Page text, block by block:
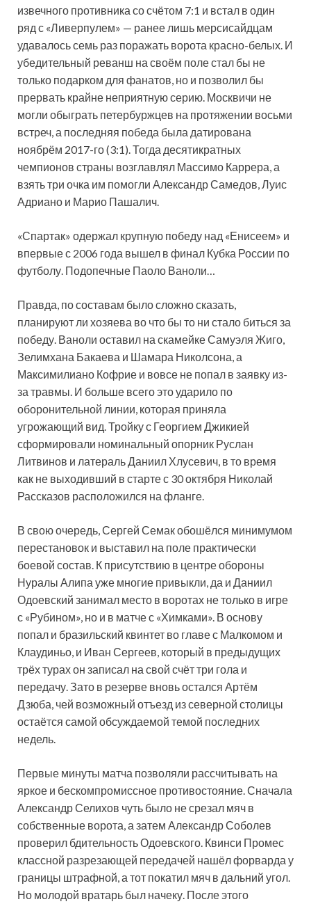
извечного противника со счётом 7:1 и встал в один
ряд с «Ливерпулем» — ранее лишь мерсисайдцам
удавалось семь раз поражать ворота красно-белых. И
убедительный реванш на своём поле стал бы не
только подарком для фанатов, но и позволил бы
прервать крайне неприятную серию. Москвичи не
могли обыграть петербуржцев на протяжении восьми
встреч, а последняя победа была датирована
ноябрём 2017-го (3:1). Тогда десятикратных
чемпионов страны возглавлял Массимо Каррера, а
взять три очка им помогли Александр Самедов, Луис
Адриано и Марио Пашалич.
«Спартак» одержал крупную победу над «Енисеем» и
впервые с 2006 года вышел в финал Кубка России по
футболу. Подопечные Паоло Ваноли…
Правда, по составам было сложно сказать,
планируют ли хозяева во что бы то ни стало биться за
победу. Ваноли оставил на скамейке Самуэля Жиго,
Зелимхана Бакаева и Шамара Николсона, а
Максимилиано Кофрие и вовсе не попал в заявку из-
за травмы. И больше всего это ударило по
оборонительной линии, которая приняла
угрожающий вид. Тройку с Георгием Джикией
сформировали номинальный опорник Руслан
Литвинов и латераль Даниил Хлусевич, в то время
как не выходивший в старте с 30 октября Николай
Рассказов расположился на фланге.
В свою очередь, Сергей Семак обошёлся минимумом
перестановок и выставил на поле практически
боевой состав. К присутствию в центре обороны
Нуралы Алипа уже многие привыкли, да и Даниил
Одоевский занимал место в воротах не только в игре
с «Рубином», но и в матче с «Химками». В основу
попал и бразильский квинтет во главе с Малкомом и
Клаудиньо, и Иван Сергеев, который в предыдущих
трёх турах он записал на свой счёт три гола и
передачу. Зато в резерве вновь остался Артём
Дзюба, чей возможный отъезд из северной столицы
остаётся самой обсуждаемой темой последних
недель.
Первые минуты матча позволяли рассчитывать на
яркое и бескомпромиссное противостояние. Сначала
Александр Селихов чуть было не срезал мяч в
собственные ворота, а затем Александр Соболев
проверил бдительность Одоевского. Квинси Промес
классной разрезающей передачей нашёл форварда у
границы штрафной, а тот покатил мяч в дальний угол.
Но молодой вратарь был начеку. После этого